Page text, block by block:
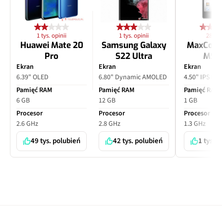
1 tys. opinii
Huawei Mate 20
Pro
Ekran
6.39" OLED
Pamięć RAM
6 GB
Procesor
2.6 GHz
49 tys. polubień
1 tys. opinii
Samsung Galaxy
S22 Ultra
Ekran
6.80" Dynamic AMOLED
Pamięć RAM
12 GB
Procesor
2.8 GHz
42 tys. polubień
28
Ekran
4.50" IPS
Pamięć RAM
1 GB
Procesor
1.3 GHz
1 tys.